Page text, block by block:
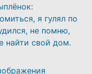
я гулял по
не помню,
найти свой дом.